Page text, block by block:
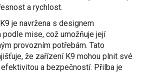
a rychlost.
je navržena s designem
mise, což umožňuje její
provozním potřebám. Tato
že zařízení K9 mohou plnit své
a bezpečností. Přilba je